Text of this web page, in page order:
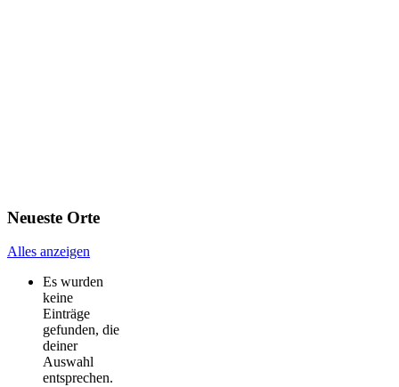
Neueste Orte
Alles anzeigen
Es wurden
keine
Einträge
gefunden, die
deiner
Auswahl
entsprechen.